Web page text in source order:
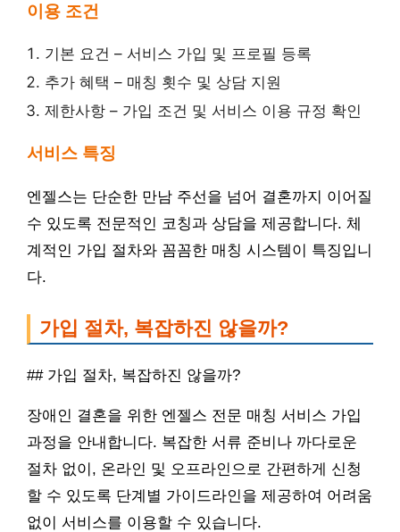
이용 조건
기본 요건 – 서비스 가입 및 프로필 등록
추가 혜택 – 매칭 횟수 및 상담 지원
제한사항 – 가입 조건 및 서비스 이용 규정 확인
서비스 특징
엔젤스는 단순한 만남 주선을 넘어 결혼까지 이어질
수 있도록 전문적인 코칭과 상담을 제공합니다. 체
계적인 가입 절차와 꼼꼼한 매칭 시스템이 특징입니
다.
가입 절차, 복잡하진 않을까?
## 가입 절차, 복잡하진 않을까?
장애인 결혼을 위한 엔젤스 전문 매칭 서비스 가입
과정을 안내합니다. 복잡한 서류 준비나 까다로운
절차 없이, 온라인 및 오프라인으로 간편하게 신청
할 수 있도록 단계별 가이드라인을 제공하여 어려움
없이 서비스를 이용할 수 있습니다.